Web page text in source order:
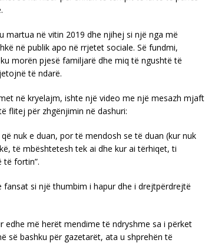
martua në vitin 2019 dhe njihej si një nga më
në publik apo në rrjetet sociale. Së fundmi,
morën pjesë familjarë dhe miq të ngushtë të
të ndarë.
në kryelajm, ishte një video me një mesazh mjaft
flitej për zhgënjimin në dashuri:
nuk e duan, por të mendosh se të duan (kur nuk
të mbështetesh tek ai dhe kur ai tërhiqet, ti
të fortin”.
si një thumbim i hapur dhe i drejtpërdrejtë
më herët mendime të ndryshme sa i përket
së bashku për gazetarët, ata u shprehën të